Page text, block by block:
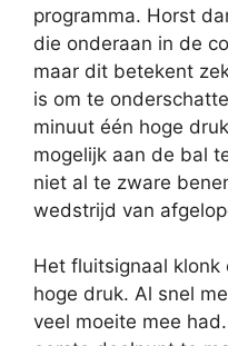
programma. Horst
die onderaan in de
maar dit betekent
is om te
minuut één hoge
mogelijk aan de bal
niet al te zware
wedstrijd van
Het fluitsignaal
hoge druk. Al snel
veel moeite mee